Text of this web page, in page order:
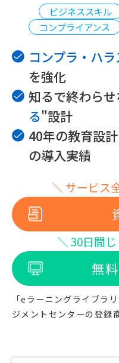
ビジネススキル
コンプライアンス
コンプラ・ハ
を強化
知るで終わら
る"設計
40年の教育設
の導入実績
＼ サービス
＼ 30日間
無
「eラーニングライブラ
ジメントセンターの登録